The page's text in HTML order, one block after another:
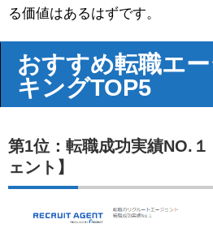
る価値はあるはずです。
おすすめ転職エ
キングTOP5
第1位：転職成功実績NO.
ェント】